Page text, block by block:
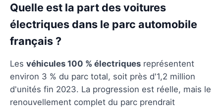
Quelle est la part des voitures
électriques dans le parc automobile
français ?
Les véhicules 100 % électriques représentent
environ 3 % du parc total, soit près d'1,2 million
d'unités fin 2023. La progression est réelle, mais le
renouvellement complet du parc prendrait